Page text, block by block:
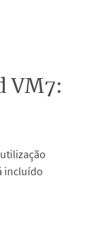
VM7:
incluído